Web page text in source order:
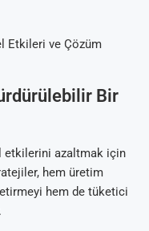
Etkileri ve Çözüm
Bir
etkilerini azaltmak için
hem üretim
hem de tüketici